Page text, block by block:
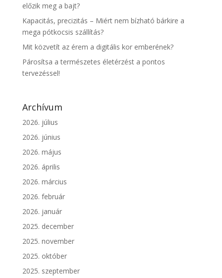
előzik meg a bajt?
Kapacitás, precizitás – Miért nem bízható bárkire a
mega pótkocsis szállítás?
Mit közvetít az érem a digitális kor emberének?
Párosítsa a természetes életérzést a pontos
tervezéssel!
Archívum
2026. július
2026. június
2026. május
2026. április
2026. március
2026. február
2026. január
2025. december
2025. november
2025. október
2025. szeptember